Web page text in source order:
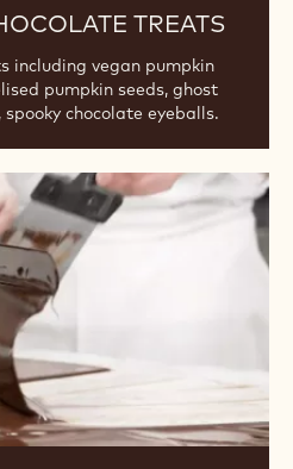
TREATS
including vegan pumpkin
pumpkin seeds, ghost
chocolate eyeballs.